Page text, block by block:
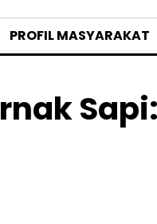
PROFIL MASYARAKAT